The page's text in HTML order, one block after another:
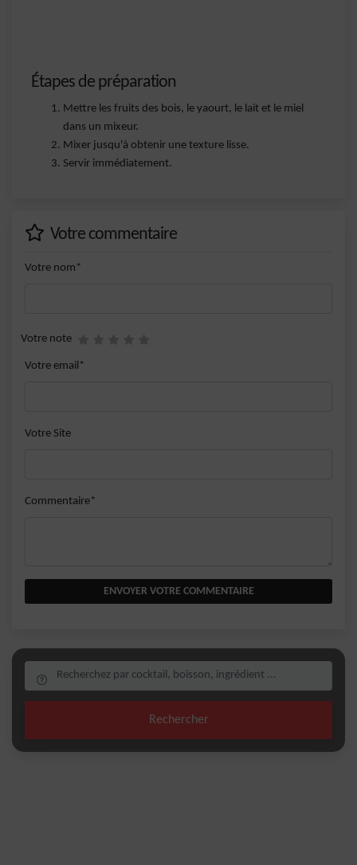
Étapes de préparation
Mettre les fruits des bois, le yaourt, le lait et le miel
dans un mixeur.
Mixer jusqu'à obtenir une texture lisse.
Servir immédiatement.
Votre commentaire
Votre nom*
Votre note
Votre email*
Votre Site
Commentaire*
ENVOYER VOTRE COMMENTAIRE
Rechercher